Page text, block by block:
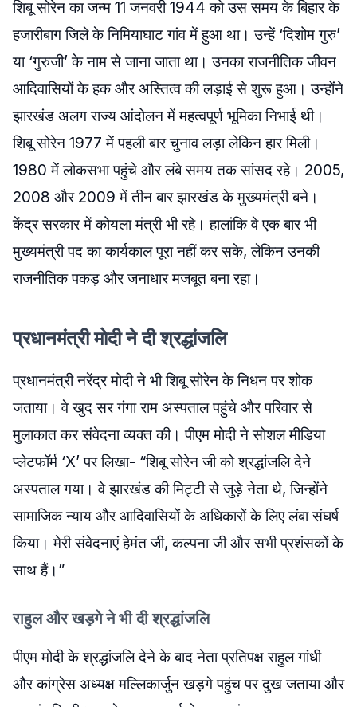
शिबू सोरेन का जन्म 11 जनवरी 1944 को उस समय के बिहार के
हजारीबाग जिले के निमियाघाट गांव में हुआ था। उन्हें ‘दिशोम गुरु’
या ‘गुरुजी’ के नाम से जाना जाता था। उनका राजनीतिक जीवन
आदिवासियों के हक और अस्तित्व की लड़ाई से शुरू हुआ। उन्होंने
झारखंड अलग राज्य आंदोलन में महत्वपूर्ण भूमिका निभाई थी।
शिबू सोरेन 1977 में पहली बार चुनाव लड़ा लेकिन हार मिली।
1980 में लोकसभा पहुंचे और लंबे समय तक सांसद रहे। 2005,
2008 और 2009 में तीन बार झारखंड के मुख्यमंत्री बने।
केंद्र सरकार में कोयला मंत्री भी रहे। हालांकि वे एक बार भी
मुख्यमंत्री पद का कार्यकाल पूरा नहीं कर सके, लेकिन उनकी
राजनीतिक पकड़ और जनाधार मजबूत बना रहा।
प्रधानमंत्री मोदी ने दी श्रद्धांजलि
प्रधानमंत्री नरेंद्र मोदी ने भी शिबू सोरेन के निधन पर शोक
जताया। वे खुद सर गंगा राम अस्पताल पहुंचे और परिवार से
मुलाकात कर संवेदना व्यक्त की। पीएम मोदी ने सोशल मीडिया
प्लेटफॉर्म ‘X’ पर लिखा- “शिबू सोरेन जी को श्रद्धांजलि देने
अस्पताल गया। वे झारखंड की मिट्टी से जुड़े नेता थे, जिन्होंने
सामाजिक न्याय और आदिवासियों के अधिकारों के लिए लंबा संघर्ष
किया। मेरी संवेदनाएं हेमंत जी, कल्पना जी और सभी प्रशंसकों के
साथ हैं।”
राहुल और खड़गे ने भी दी श्रद्धांजलि
पीएम मोदी के श्रद्धांजलि देने के बाद नेता प्रतिपक्ष राहुल गांधी
और कांग्रेस अध्यक्ष मल्लिकार्जुन खड़गे पहुंच पर दुख जताया और